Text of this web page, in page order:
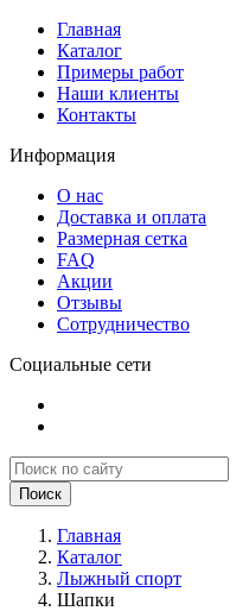
Главная
Каталог
Примеры работ
Наши клиенты
Контакты
Информация
О нас
Доставка и оплата
Размерная сетка
FAQ
Акции
Отзывы
Сотрудничество
Социальные сети
Поиск
Главная
Каталог
Лыжный спорт
Шапки